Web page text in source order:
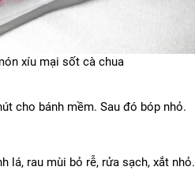
xíu mại sốt cà chua
cho bánh mềm. Sau đó bóp nhỏ.
lá, rau mùi bỏ rễ, rửa sạch, xắt nhỏ.